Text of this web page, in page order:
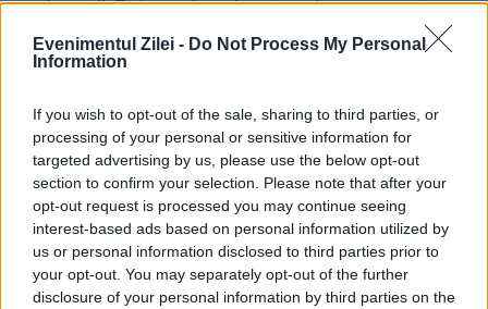
Evenimentul Zilei - Do Not Process My Personal
Information
If you wish to opt-out of the sale, sharing to third parties, or
processing of your personal or sensitive information for
targeted advertising by us, please use the below opt-out
section to confirm your selection. Please note that after your
opt-out request is processed you may continue seeing
interest-based ads based on personal information utilized by
us or personal information disclosed to third parties prior to
your opt-out. You may separately opt-out of the further
disclosure of your personal information by third parties on the
ajuns la reduceri! Este cel mai puternic
şoc pentru ei
20 IULIE 2020
Prinţul Harry şi Meghan Markle au ajuns să
nu mai însemne atât de mult pentru